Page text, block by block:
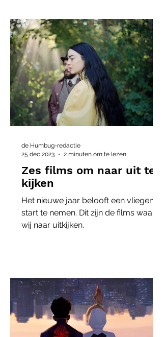
Zes films om naar uit te
kijken
Het nieuwe jaar belooft een vliegende
start te nemen. Dit zijn de films waar
wij naar uitkijken.
de Humbug-redactie
25 dec 2023
2 minuten om te lezen